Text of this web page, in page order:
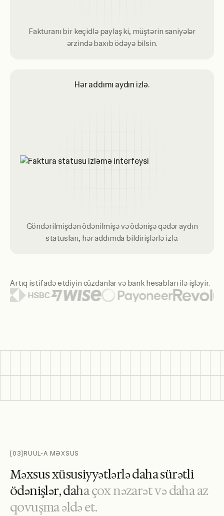
Fakturanı bir keçidlə paylaş ki, müştərin saniyələr
ərzində baxıb ödəyə bilsin.
Hər addımı aydın izlə.
Göndərilmişdən ödənilmişə və ödənişə qədər aydın
statusları, hər addımda bildirişlərlə izlə.
Artıq istifadə etdiyin cüzdanlar və bank hesabları ilə işləyir.
[03]RUUL-A MƏXSUS
Məxsusxüsusiyyətlərlədahasürətli
ödənişlər,dahaçoxnəzarətvədahaaz
qovuşmaəldəet.